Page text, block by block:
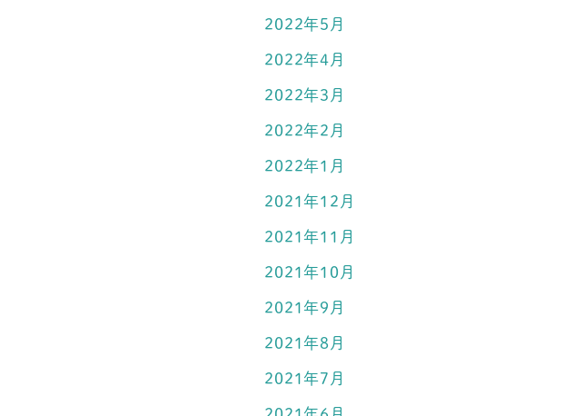
2022年5月
2022年4月
2022年3月
2022年2月
2022年1月
2021年12月
2021年11月
2021年10月
2021年9月
2021年8月
2021年7月